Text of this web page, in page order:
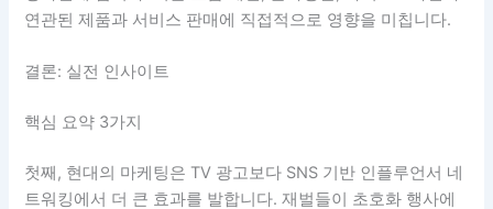
연관된 제품과 서비스 판매에 직접적으로 영향을 미칩니다.
결론: 실전 인사이트
핵심 요약 3가지
첫째, 현대의 마케팅은 TV 광고보다 SNS 기반 인플루언서 네
트워킹에서 더 큰 효과를 발합니다. 재벌들이 초호화 행사에